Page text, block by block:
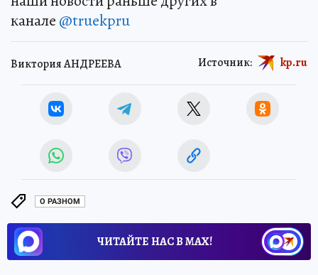
канале @truekpru
Виктория АНДРЕЕВА Источник: kp.ru
О РАЗНОМ
ЧИТАЙТЕ НАС В МАХ!